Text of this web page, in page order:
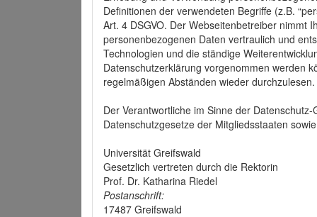
Definitionen der verwendeten Begriffe (z.B.
Art. 4 DSGVO. Der Webseitenbetreiber nimmt
personenbezogenen Daten vertraulich und
Technologien und die ständige
Datenschutzerklärung vorgenommen werden
regelmäßigen Abständen wieder durchzulesen.
Der Verantwortliche im Sinne der
Datenschutzgesetze der Mitgliedsstaaten
Universität Greifswald
Gesetzlich vertreten durch die Rektorin
Prof. Dr. Katharina Riedel
Postanschrift:
17487 Greifswald